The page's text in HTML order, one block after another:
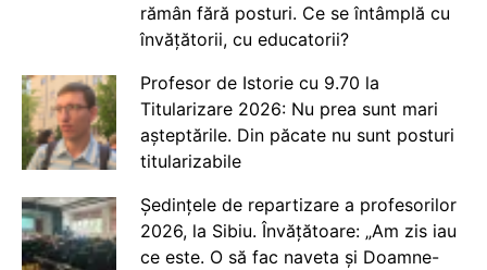
rămân fără posturi. Ce se întâmplă cu
învățătorii, cu educatorii?
Profesor de Istorie cu 9.70 la
Titularizare 2026: Nu prea sunt mari
așteptările. Din păcate nu sunt posturi
titularizabile
Ședințele de repartizare a profesorilor
2026, la Sibiu. Învățătoare: „Am zis iau
ce este. O să fac naveta și Doamne-